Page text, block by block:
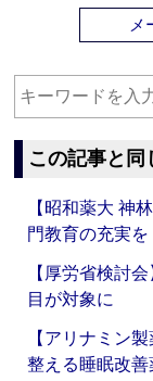
メ
この記事と同
【昭和薬大 神
門教育の充実を
【厚労省検討
目が対象に
【アリナミン
整える睡眠改善